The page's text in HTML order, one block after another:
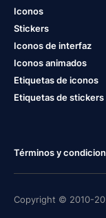
Iconos
Stickers
Iconos de interfaz
Iconos animados
Etiquetas de iconos
Etiquetas de stickers
Términos y
Copyright © 2010-